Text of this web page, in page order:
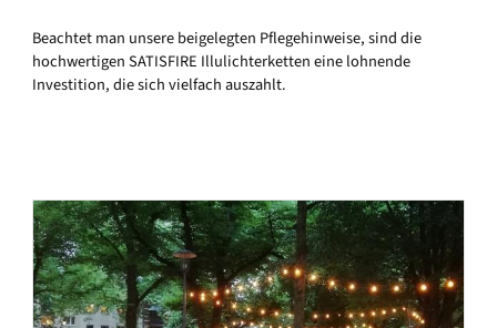
Beachtet man unsere beigelegten Pflegehinweise, sind die
hochwertigen SATISFIRE Illulichterketten eine lohnende
Investition, die sich vielfach auszahlt.